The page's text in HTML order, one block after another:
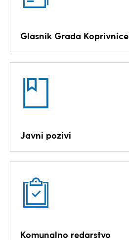
Glasnik Grada Koprivnice
Javni pozivi
Komunalno redarstvo